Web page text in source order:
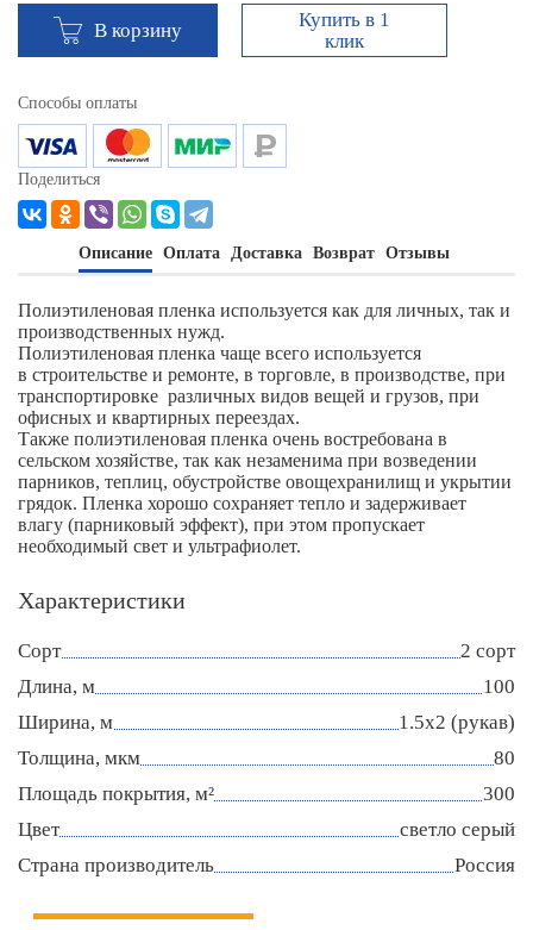
В корзину
Купить в 1
клик
Способы оплаты
Поделиться
Описание Оплата Доставка Возврат Отзывы
Полиэтиленовая пленка используется как для личных, так и
производственных нужд.
Полиэтиленовая пленка чаще всего используется
в строительстве и ремонте, в торговле, в производстве, при
транспортировке различных видов вещей и грузов, при
офисных и квартирных переездах.
Также полиэтиленовая пленка очень востребована в
сельском хозяйстве, так как незаменима при возведении
парников, теплиц, обустройстве овощехранилищ и укрытии
грядок. Пленка хорошо сохраняет тепло и задерживает
влагу (парниковый эффект), при этом пропускает
необходимый свет и ультрафиолет.
Характеристики
Сорт
2 сорт
Длина, м
100
Ширина, м
1.5х2 (рукав)
Толщина, мкм
80
Площадь покрытия, м²
300
Цвет
светло серый
Страна производитель
Россия